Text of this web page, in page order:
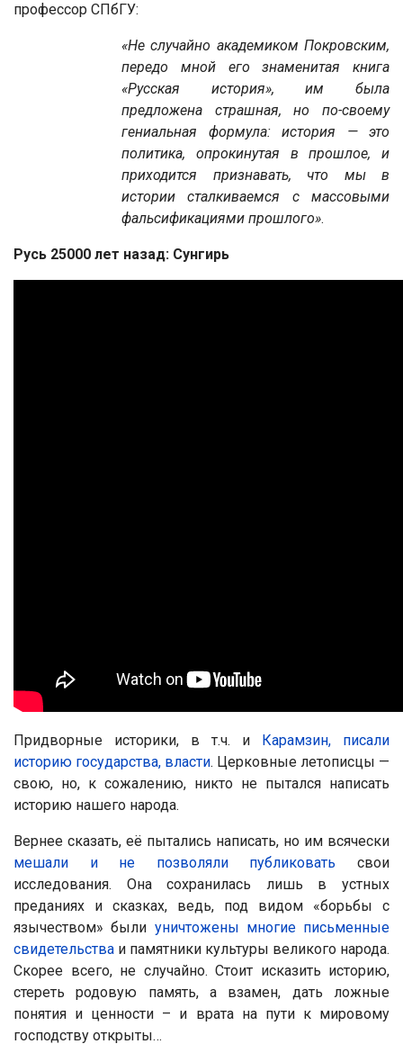
профессор СПбГУ:
«Не случайно академиком Покровским,
передо мной его знаменитая книга
«Русская история», им была
предложена страшная, но по-своему
гениальная формула: история — это
политика, опрокинутая в прошлое, и
приходится признавать, что мы в
истории сталкиваемся с массовыми
фальсификациями прошлого».
Русь 25000 лет назад: Сунгирь
Придворные историки, в т.ч. и
Карамзин, писали
историю государства, власти. Церковные летописцы —
свою, но, к сожалению, никто не пытался написать
историю нашего народа.
Вернее сказать, её пытались написать, но им всячески
мешали и не позволяли публиковать свои
исследования. Она сохранилась лишь в устных
преданиях и сказках, ведь, под видом «борьбы с
язычеством» были уничтожены многие письменные
свидетельства и памятники культуры великого народа.
Скорее всего, не случайно. Стоит исказить историю,
стереть родовую память, а взамен, дать ложные
понятия и ценности – и врата на пути к мировому
господству открыты…